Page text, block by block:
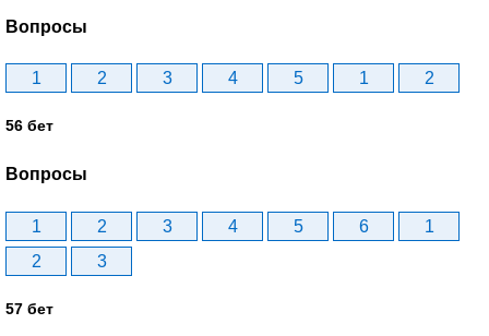
Вопросы
1 2 3 4 5 1 2
56 бет
Вопросы
1 2 3 4 5 6
1
2
3
57 бет